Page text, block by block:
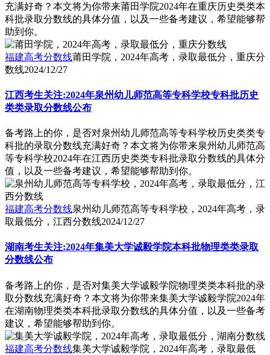
充满好奇？本文将为你带来莆田学院2024年在重庆历史类类本
科批录取分数线的具体分值，以及一些备考建议，希望能够帮
助到你。
福建高考分数线莆田学院，2024年高考，录取最低分，重庆分
数线2024/12/27
江西考生关注:2024年泉州幼儿师范高等专科学校专科批历史
类类录取分数线公布
备考路上的你，是否对泉州幼儿师范高等专科学校历史类类专
科批的录取分数线充满好奇？本文将为你带来泉州幼儿师范高
等专科学校2024年在江西历史类类专科批录取分数线的具体分
值，以及一些备考建议，希望能够帮助到你。
福建高考分数线泉州幼儿师范高等专科学校，2024年高考，录
取最低分，江西分数线2024/12/27
湖南考生关注:2024年集美大学诚毅学院本科批物理类类录取
分数线公布
备考路上的你，是否对集美大学诚毅学院物理类类本科批的录
取分数线充满好奇？本文将为你带来集美大学诚毅学院2024年
在湖南物理类类本科批录取分数线的具体分值，以及一些备考
建议，希望能够帮助到你。
福建高考分数线集美大学诚毅学院，2024年高考，录取最低